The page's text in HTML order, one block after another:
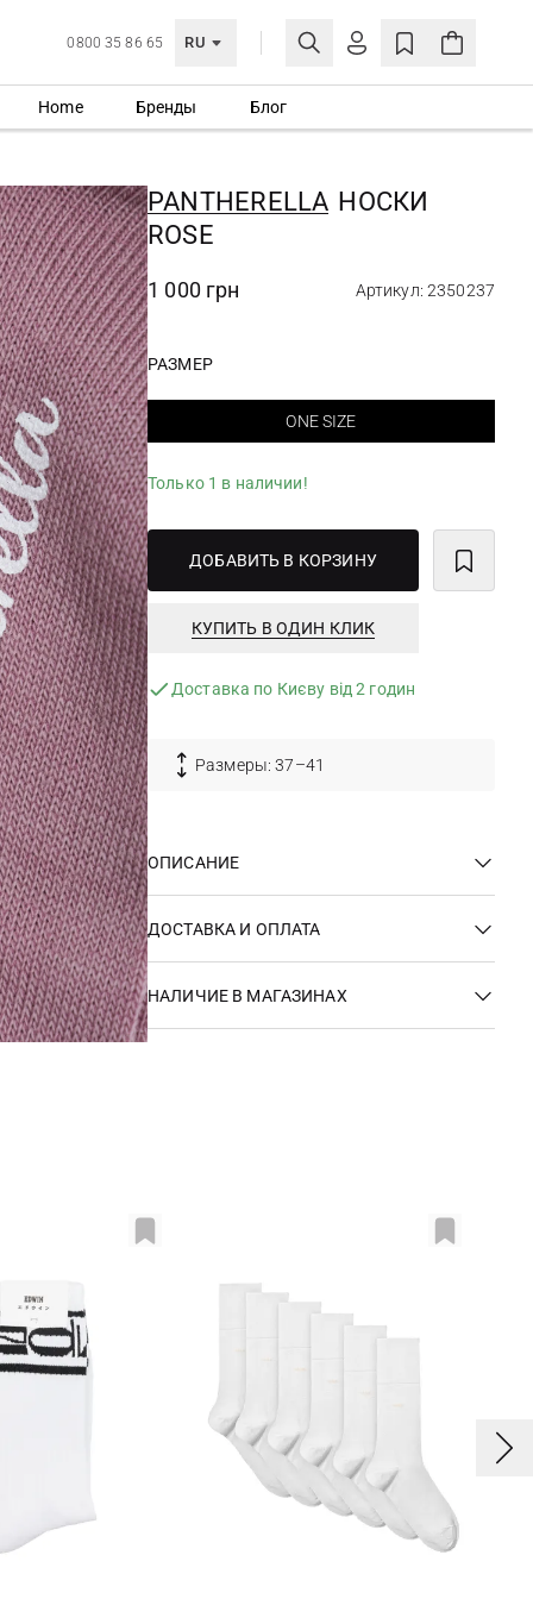
0800 35 86 65 RU
ЛИЧНЫЙ КАБИНЕТ
Home Бренды Блог
PANTHERELLA НОСКИ
ROSE
1 000 грн Артикул: 2350237
РАЗМЕР
ONE SIZE
Только 1 в наличии!
ДОБАВИТЬ В КОРЗИНУ
КУПИТЬ В ОДИН КЛИК
Доставка по Києву від 2 годин
Размеры: 37–41
ОПИСАНИЕ
ДОСТАВКА И ОПЛАТА
НАЛИЧИЕ В МАГАЗИНАХ